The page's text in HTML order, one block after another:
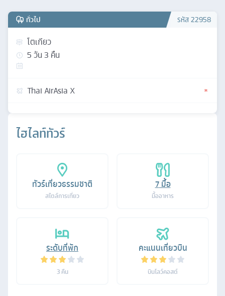
ไฮไลท์ทัวร์
ทัวร์เที่ยวธรรมชาติ
สไตล์การเที่ยว
7มื้อ
มื้ออาหาร
ระดับที่พัก
3คืน
คะแนนเที่ยวบิน
บินโลว์คอสต์
ทั่วไป รหัส22958
โตเกียว
5วัน3 คืน
Thai AirAsia X